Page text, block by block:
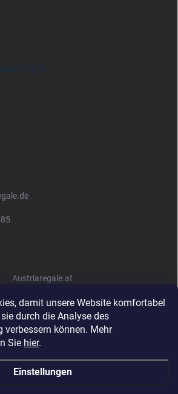
damit unsere Website komfortabel
durch die Analyse des
verbessern können. Mehr
Sie hier.
Einstellungen
Austriaregale.at